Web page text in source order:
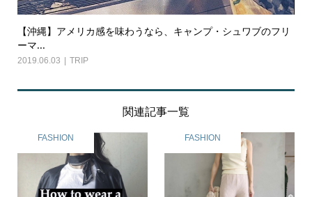
【沖縄】アメリカ感を味わうなら、キャンプ・シュワブのフリ
ーマ...
2019.06.03 TRIP
関連記事一覧
FASHION FASHION